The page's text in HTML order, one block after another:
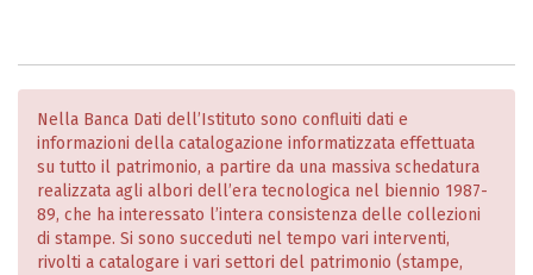
Nella Banca Dati dell’Istituto sono confluiti dati e
informazioni della catalogazione informatizzata effettuata
su tutto il patrimonio, a partire da una massiva schedatura
realizzata agli albori dell’era tecnologica nel biennio 1987-
89, che ha interessato l’intera consistenza delle collezioni
di stampe. Si sono succeduti nel tempo vari interventi,
rivolti a catalogare i vari settori del patrimonio (stampe,